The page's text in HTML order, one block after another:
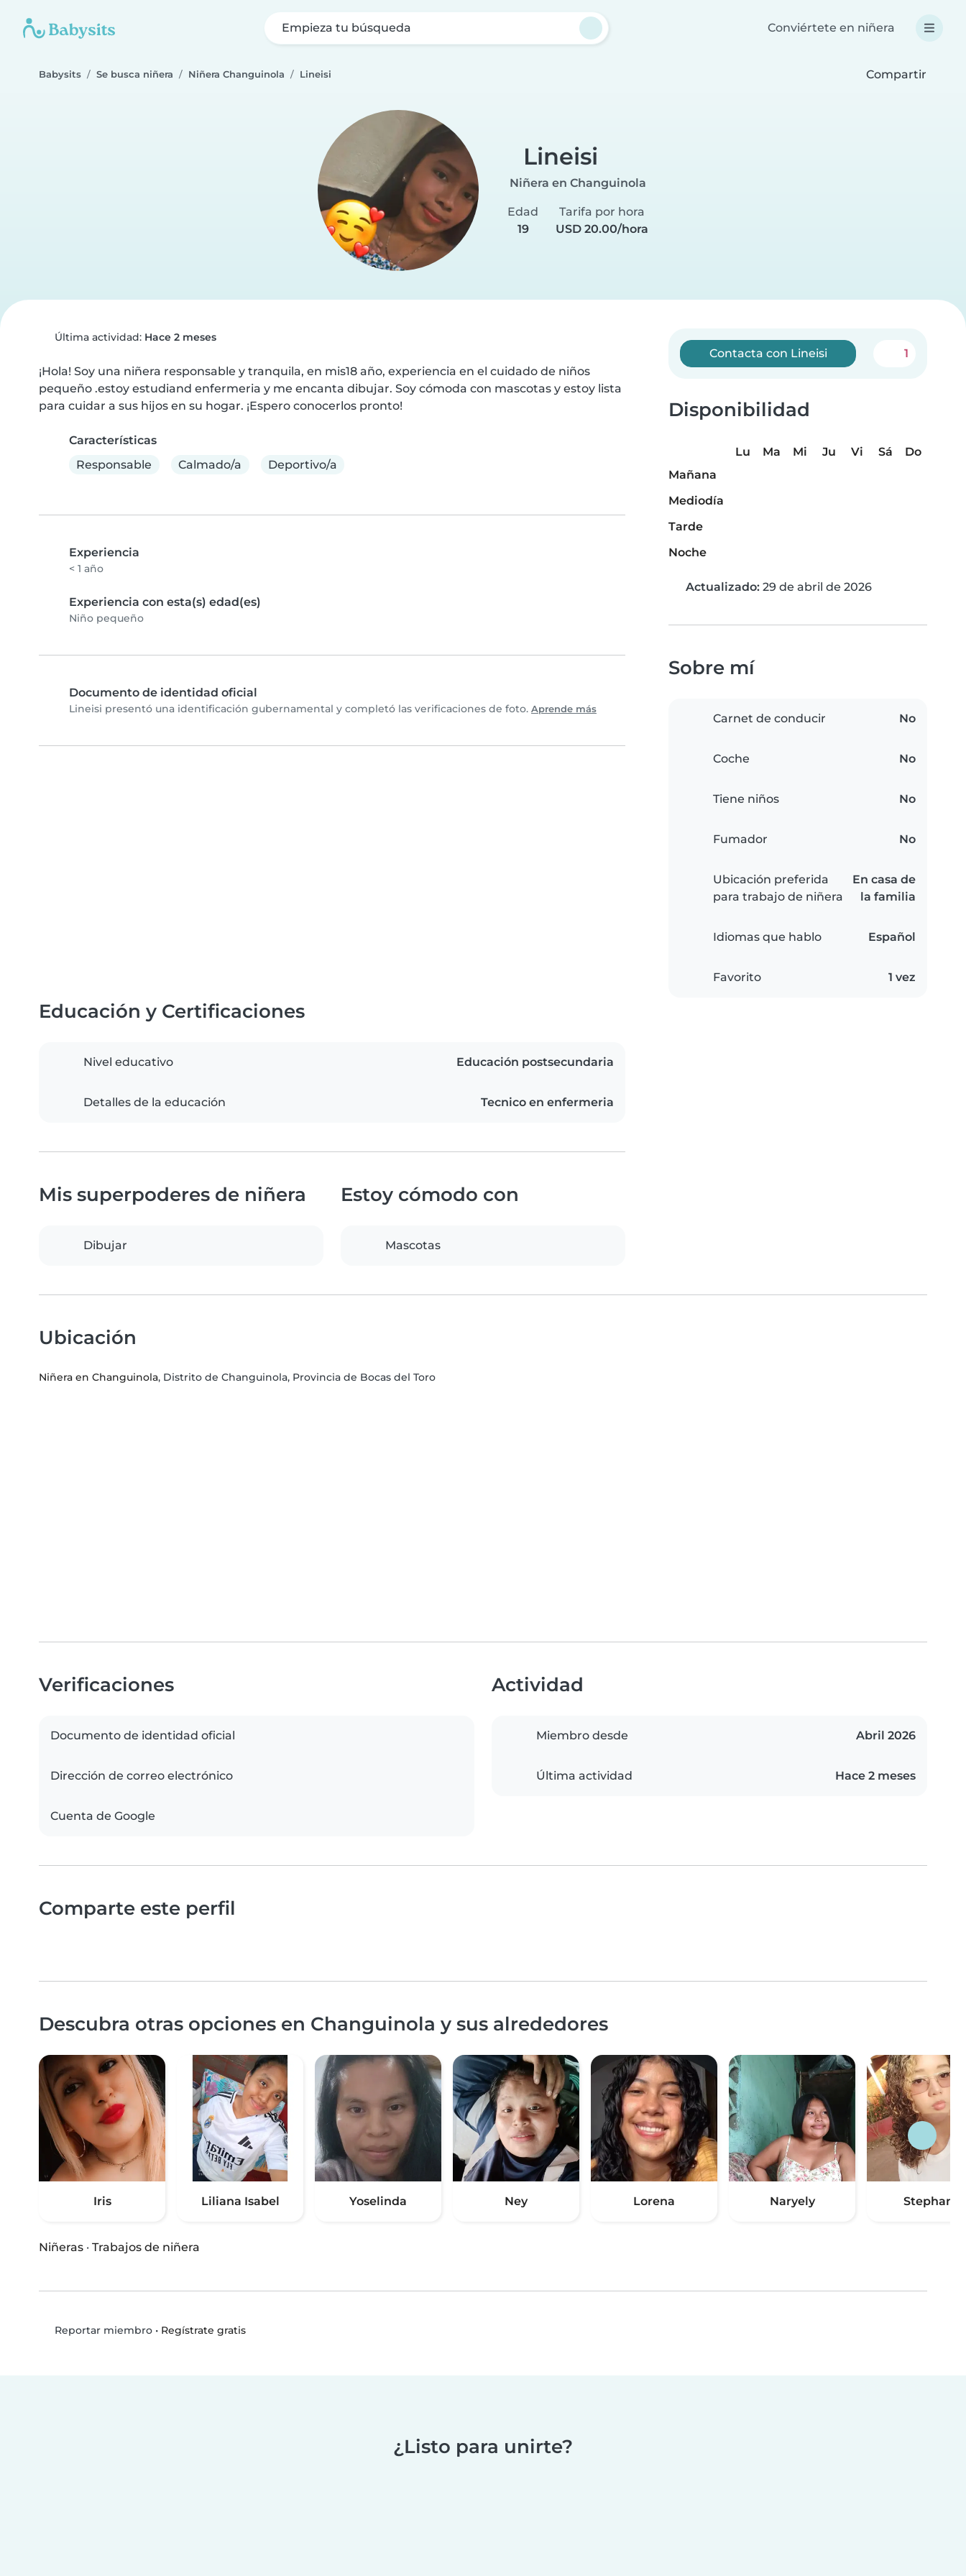
Empieza tu búsqueda Conviértete en niñera
Babysits Se busca niñera Niñera Changuinola Lineisi Compartir
Lineisi
Niñera en Changuinola
Edad
19
Tarifa por hora
USD 20.00/hora
Última actividad: Hace 2 meses
¡Hola! Soy una niñera responsable y tranquila, en mis18 año, experiencia en el cuidado de niños
pequeño .estoy estudiand enfermeria y me encanta dibujar. Soy cómoda con mascotas y estoy lista
para cuidar a sus hijos en su hogar. ¡Espero conocerlos pronto!
Características
Responsable
Calmado/a Deportivo/a
Experiencia
< 1 año
Experiencia con esta(s) edad(es)
Niño pequeño
Documento de identidad oficial
Lineisi presentó una identificación gubernamental y completó las verificaciones de foto. Aprende más
Contacta con Lineisi 1
Disponibilidad
Lu Ma Mi Ju Vi Sá
Do
Mañana
Mediodía
Tarde
Noche
Actualizado: 29 de abril de 2026
Sobre mí
Carnet de conducir No
Coche No
Tiene niños No
Fumador No
Ubicación preferida
para trabajo de niñera
En casa de
la familia
Idiomas que hablo Español
Favorito 1 vez
Educación y Certificaciones
Nivel educativo Educación postsecundaria
Detalles de la educación Tecnico en enfermeria
Mis superpoderes de niñera
Dibujar
Estoy cómodo con
Mascotas
Ubicación
Niñera en Changuinola, Distrito de Changuinola, Provincia de Bocas del Toro
Verificaciones
Documento de identidad oficial
Dirección de correo electrónico
Cuenta de Google
Actividad
Miembro desde Abril 2026
Última actividad Hace 2 meses
Comparte este perfil
Descubra otras opciones en Changuinola y sus alrededores
Iris Liliana Isabel Yoselinda Ney Lorena Naryely Stephani
Niñeras · Trabajos de niñera
Reportar miembro• Regístrate gratis
¿Listo para unirte?